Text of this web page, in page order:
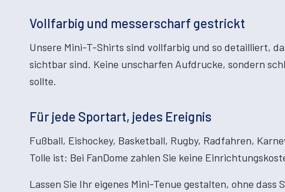
Vollfarbig und messerscharf gestrickt
Unsere Mini-T-Shirts sind vollfarbig und so detailliert,
sichtbar sind. Keine unscharfen Aufdrucke, sondern
sollte.
Für jede Sportart, jedes Ereignis
Fußball, Eishockey, Basketball, Rugby, Radfahren,
Tolle ist: Bei FanDome zahlen Sie keine
Lassen Sie Ihr eigenes Mini-Tenue gestalten, ohne dass